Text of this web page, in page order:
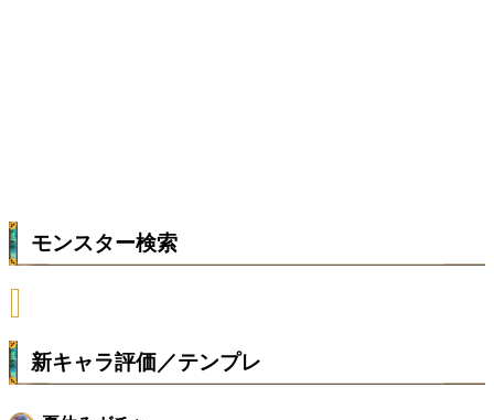
モンスター検索
新キャラ評価／テンプレ